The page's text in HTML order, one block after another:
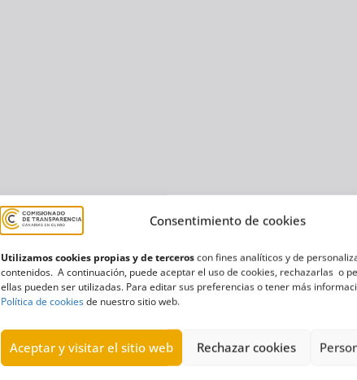
Consentimiento de cookies
Utilizamos cookies propias y de terceroscon fines analíticos y de
contenidos. A continuación, puede aceptar el uso de cookies, rechazarlas o
ellas pueden ser utilizadas. Para editar sus preferencias o tener más
Política de cookiesde nuestro sitio web.
Aceptar y visitar el sitio web Rechazar cookies